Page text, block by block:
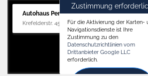
Autohaus Penders (Verkauf)
Krefelderstr. 455, 41066 Mönchengladbach
Zustimmung
Für die Aktivierung der Karten-
Navigationsdienste ist Ihre
Zustimmung zu den
Datenschutzrichtlinien vom
Drittanbieter Google LLC
erforderlich.